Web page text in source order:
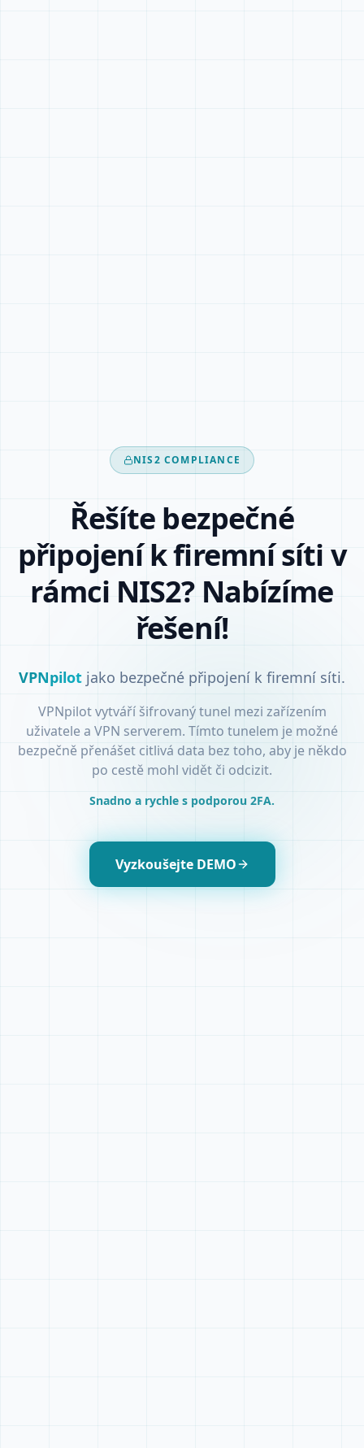
NIS2 COMPLIANCE
Řešíte bezpečné
připojení k firemní síti v
rámci NIS2? Nabízíme
řešení!
VPNpilot jako bezpečné připojení k firemní síti.
VPNpilot vytváří šifrovaný tunel mezi zařízením
uživatele a VPN serverem. Tímto tunelem je možné
bezpečně přenášet citlivá data bez toho, aby je někdo
po cestě mohl vidět či odcizit.
Snadno a rychle s podporou 2FA.
Vyzkoušejte DEMO